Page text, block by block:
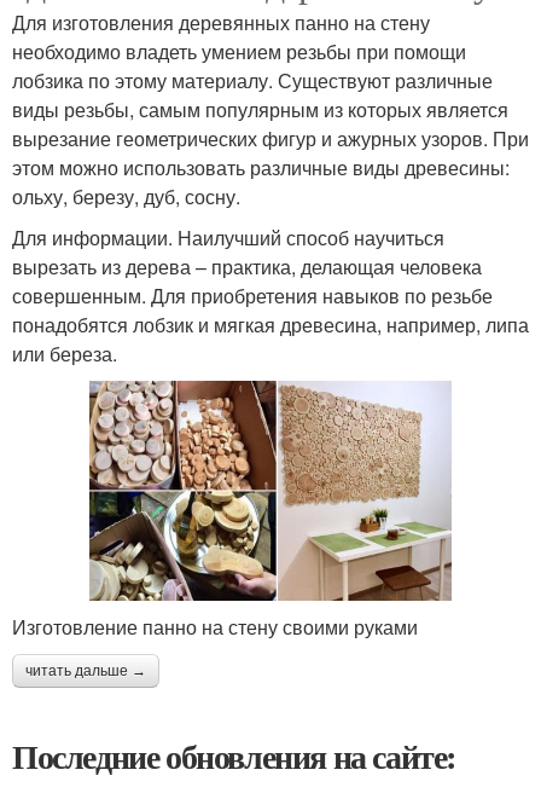
Для изготовления деревянных панно на стену
необходимо владеть умением резьбы при помощи
лобзика по этому материалу. Существуют различные
виды резьбы, самым популярным из которых является
вырезание геометрических фигур и ажурных узоров. При
этом можно использовать различные виды древесины:
ольху, березу, дуб, сосну.
Для информации. Наилучший способ научиться
вырезать из дерева – практика, делающая человека
совершенным. Для приобретения навыков по резьбе
понадобятся лобзик и мягкая древесина, например, липа
или береза.
Изготовление панно на стену своими руками
читать дальше →
Последние обновления на сайте: